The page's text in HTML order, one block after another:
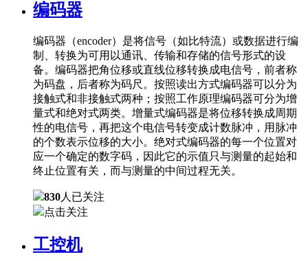
编码器
编码器（encoder）是将信号（如比特流）或数据进行编
制、转换为可用以通讯、传输和存储的信号形式的设
备。编码器把角位移或直线位移转换成电信号，前者称
为码盘，后者称为码尺。按照读出方式编码器可以分为
接触式和非接触式两种；按照工作原理编码器可分为增
量式和绝对式两类。增量式编码器是将位移转换成周期
性的电信号，再把这个电信号转变成计数脉冲，用脉冲
的个数表示位移的大小。绝对式编码器的每一个位置对
应一个确定的数字码，因此它的示值只与测量的起始和
终止位置有关，而与测量的中间过程无关。
830人已关注
点击关注
工控机